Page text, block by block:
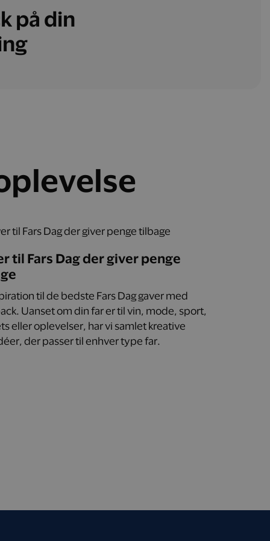
på din
til Fars Dag der giver penge
til de bedste Fars Dag gaver med
Uanset om din far er til vin, mode, sport,
eller oplevelser, har vi samlet kreative
der passer til enhver type far.